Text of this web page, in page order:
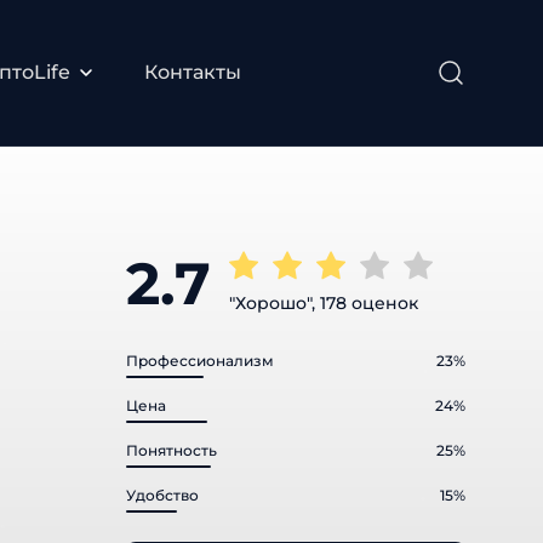
Контакты
2.7 "Хорошо", 178 оценок
Профессионализм 23%
Цена 24%
Понятность 25%
Удобство 15%